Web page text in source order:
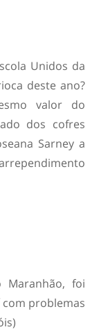
Unidos da
deste ano?
valor do
dos cofres
Sarney a
Maranhão, foi
problemas